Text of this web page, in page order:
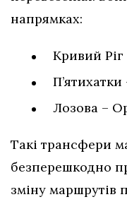
напрямках:
Кривий
Лозова –
Такі трансфери
безперешкодно
зміну маршрутів